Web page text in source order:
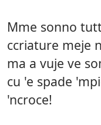
Mme sonno
ccriature meje
ma a vuje ve
cu 'e spade
'ncroce!